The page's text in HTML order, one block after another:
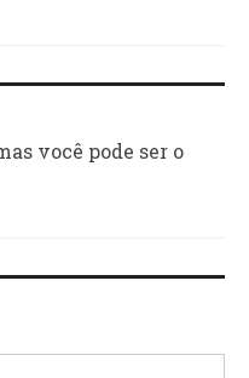
você pode ser o